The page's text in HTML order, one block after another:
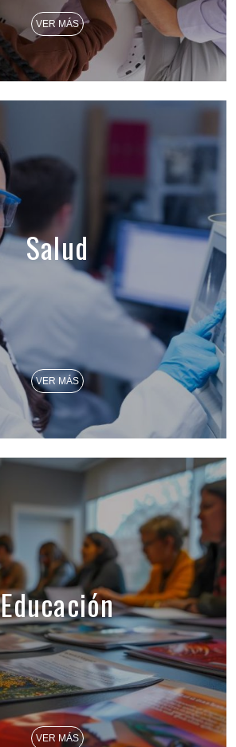
VER MÁS
Salud
VER MÁS
Educación
VER MÁS